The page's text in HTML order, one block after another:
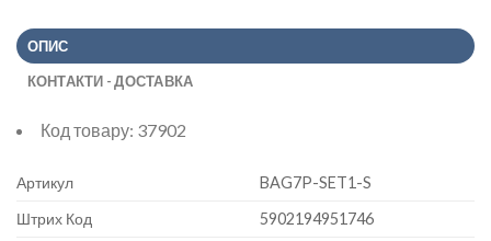
ОПИС
КОНТАКТИ - ДОСТАВКА
Код товару: 37902
Артикул
BAG7P-SET1-S
Штрих Код
5902194951746